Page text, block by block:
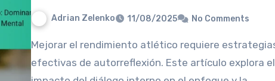
Adrian Zelenko 11/08/2025 No Comments
Mejorar el rendimiento atlético requiere estrategias
efectivas de autorreflexión. Este artículo explora el